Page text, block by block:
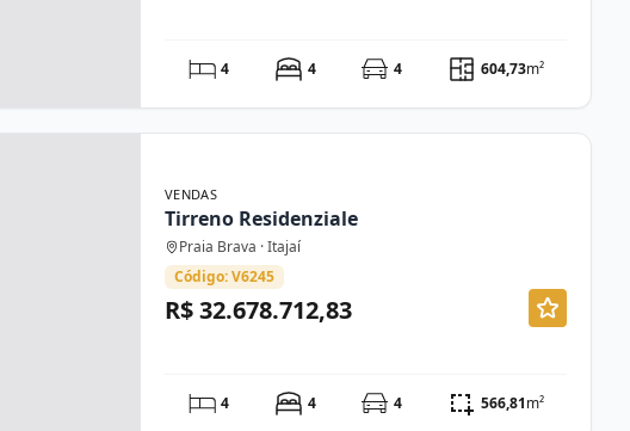
4 4 4 604,73m²
VENDAS
Tirreno Residenziale
Praia Brava · Itajaí
Código: V6245
R$ 32.678.712,83
4 4 4 566,81m²